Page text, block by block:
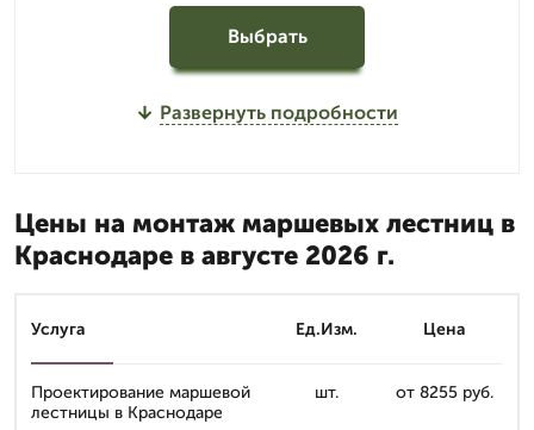
Выбрать
Развернуть подробности
Цены на монтаж маршевых лестниц в
Краснодаре в августе 2026 г.
Услуга Ед.Изм. Цена
Проектирование маршевой
лестницы в Краснодаре
шт. от 8255 руб.